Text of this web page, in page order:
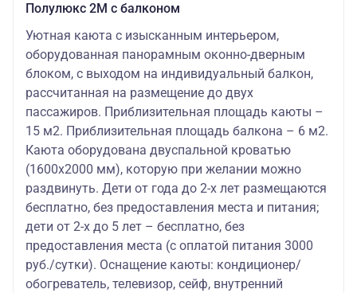
Полулюкс 2М с балконом
Уютная каюта с изысканным интерьером,
оборудованная панорамным оконно-дверным
блоком, с выходом на индивидуальный балкон,
рассчитанная на размещение до двух
пассажиров. Приблизительная площадь каюты –
15 м2. Приблизительная площадь балкона – 6 м2.
Каюта оборудована двуспальной кроватью
(1600х2000 мм), которую при желании можно
раздвинуть. Дети от года до 2-х лет размещаются
бесплатно, без предоставления места и питания;
дети от 2-х до 5 лет – бесплатно, без
предоставления места (с оплатой питания 3000
руб./сутки). Оснащение каюты: кондиционер/
обогреватель, телевизор, сейф, внутренний